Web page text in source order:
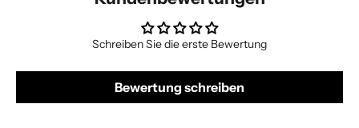
Schreiben Sie die erste Bewertung
Bewertung schreiben